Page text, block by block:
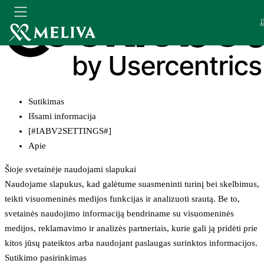
Sutikimas
Išsami informacija
[#IABV2SETTINGS#]
Apie
Šioje svetainėje naudojami slapukai
Naudojame slapukus, kad galėtume suasmeninti turinį bei skelbimus,
teikti visuomeninės medijos funkcijas ir analizuoti srautą. Be to,
svetainės naudojimo informaciją bendriname su visuomeninės
medijos, reklamavimo ir analizės partneriais, kurie gali ją pridėti prie
kitos jūsų pateiktos arba naudojant paslaugas surinktos informacijos.
Sutikimo pasirinkimas